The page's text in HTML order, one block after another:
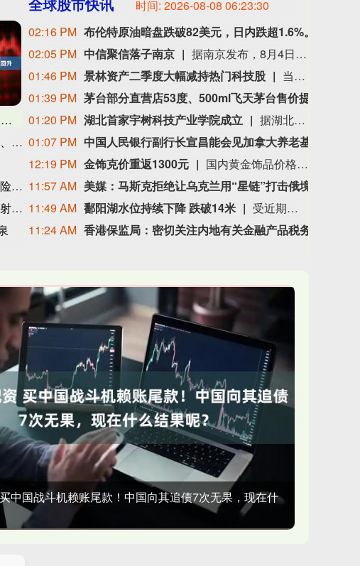
时间: 2026-08-08 06:23:32
02:16 PM
02:05 PM 中信聚信落子南京
据南京发布，8月4日，“南京聚信天晟股权投资合伙企业（有限合伙）”正式落地紫金山国际科创基金街区。基金规模10.01亿元，管理人为中信聚信（北京）资本管理有限公司，其向上穿透的实际控制人为中信集团，管理人整体管理规模超百亿元。该基金在2026紫金山创投大会上签约启动组建，将重点投向新一代信息技术、高端装备、新材料、新能源、生物医药及新消费等领域，为南京科创产业注入新的资本动能。
01:46 PM 景林资产二季度大幅减持热门科技股
当地时间8月7日，知名千亿级私募景林资产披露2026年二季度末最新美股持仓（13F）。二季度，景林资产清仓英伟达、META等热门科技股，大幅减持英特尔、网易、谷歌等标的；景林资产在二季度末的美股持仓市值从38.8亿美元大幅下降至21.9亿美元，降幅达43%。在大幅收缩多只原有持仓的同时，景林资产也对部分半导体产业链公司进行了布局，包括近期业绩超预期的美国光模块制造商AAOI（应用光电）。
01:39 PM
01:20 PM 湖北首家宇树科技产业学院成立
据湖北日报，8月7日，湖北省首家宇树科技产业学院在长江工程职业技术学院成立。据悉，“宇树科技产业学院”由宇树科技股份有限公司与长江工程职业技术学院共建，实行“企业专家任院长、校内教授任执行副院长”双院长制管理架构，聚焦机器人调试、运维、技术支持等市场紧缺岗位，精准培育紧缺人才。
01:07 PM
12:19 PM 金饰克价重返1300元
国内黄金饰品价格对比显示，国内多家品牌足金饰品价格重返1300元，其中周生生足金饰品报1315元/克，周大福报价1308元/克，老庙黄金报价1310元/克。
11:57 AM
11:49 AM 鄱阳湖水位持续下降 跌破14米
受近期持续高温天气影响，我国最大淡水湖鄱阳湖水位快速下降。截至8月8日8时，鄱阳湖标志性水文站星子站水位下降至13.97米，较昨日下降0.13米，鄱阳湖湖口站水位下降至13.84米，湖区两岸退水痕迹明显。（央视新闻）
11:24 AM
中国战斗机赖账尾款！中国向其追债7次无果，现在什